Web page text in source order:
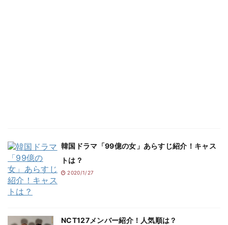
韓国ドラマ「99億の女」あらすじ紹介！キャス
トは？
2020/1/27
NCT127メンバー紹介！人気順は？